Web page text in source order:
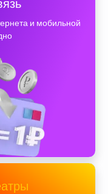
и мобильной